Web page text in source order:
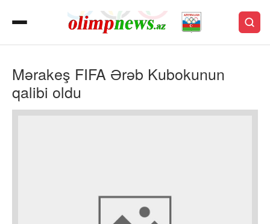
Mərakeş FIFA Ərəb Kubokunun
qalibi oldu